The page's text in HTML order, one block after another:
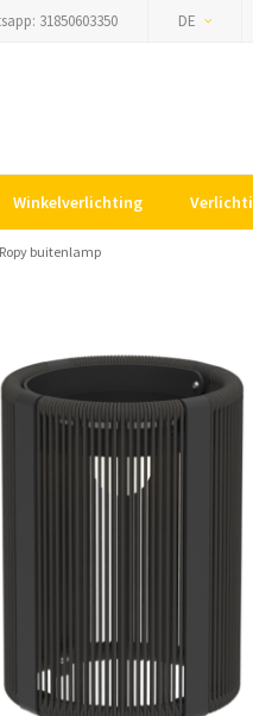
31850603350 DE
Winkelverlichting
buitenlamp